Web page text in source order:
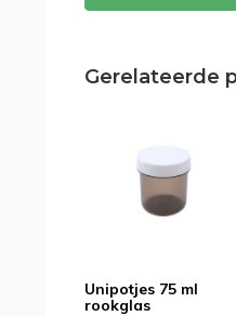
Gerelateerde
Unipotjes 75 ml
rookglas